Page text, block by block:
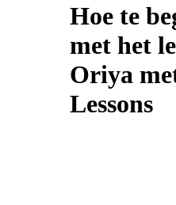
Hoe te
met het
Oriya
Lessons